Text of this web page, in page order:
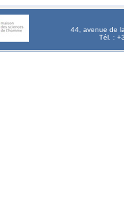
44, avenue de
Tél. :